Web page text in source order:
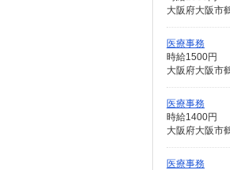
大阪府大阪市
医療事務
時給1500円
大阪府大阪市
医療事務
時給1400円
大阪府大阪市
医療事務